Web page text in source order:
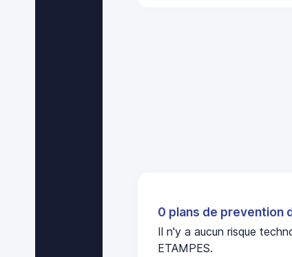
0 plans de prevention
Il n'y a aucun risque
ETAMPES.